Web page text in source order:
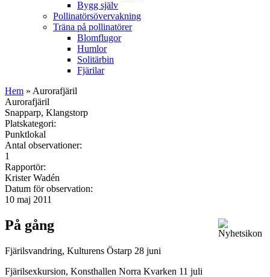
Bygg själv
Pollinatörsövervakning
Träna på pollinatörer
Blomflugor
Humlor
Solitärbin
Fjärilar
Hem » Aurorafjäril
Aurorafjäril
Snapparp, Klangstorp
Platskategori:
Punktlokal
Antal observationer:
1
Rapportör:
Krister Wadén
Datum för observation:
10 maj 2011
På gång
Fjärilsvandring, Kulturens Östarp 28 juni
Fjärilsexkursion, Konsthallen Norra Kvarken 11 juli